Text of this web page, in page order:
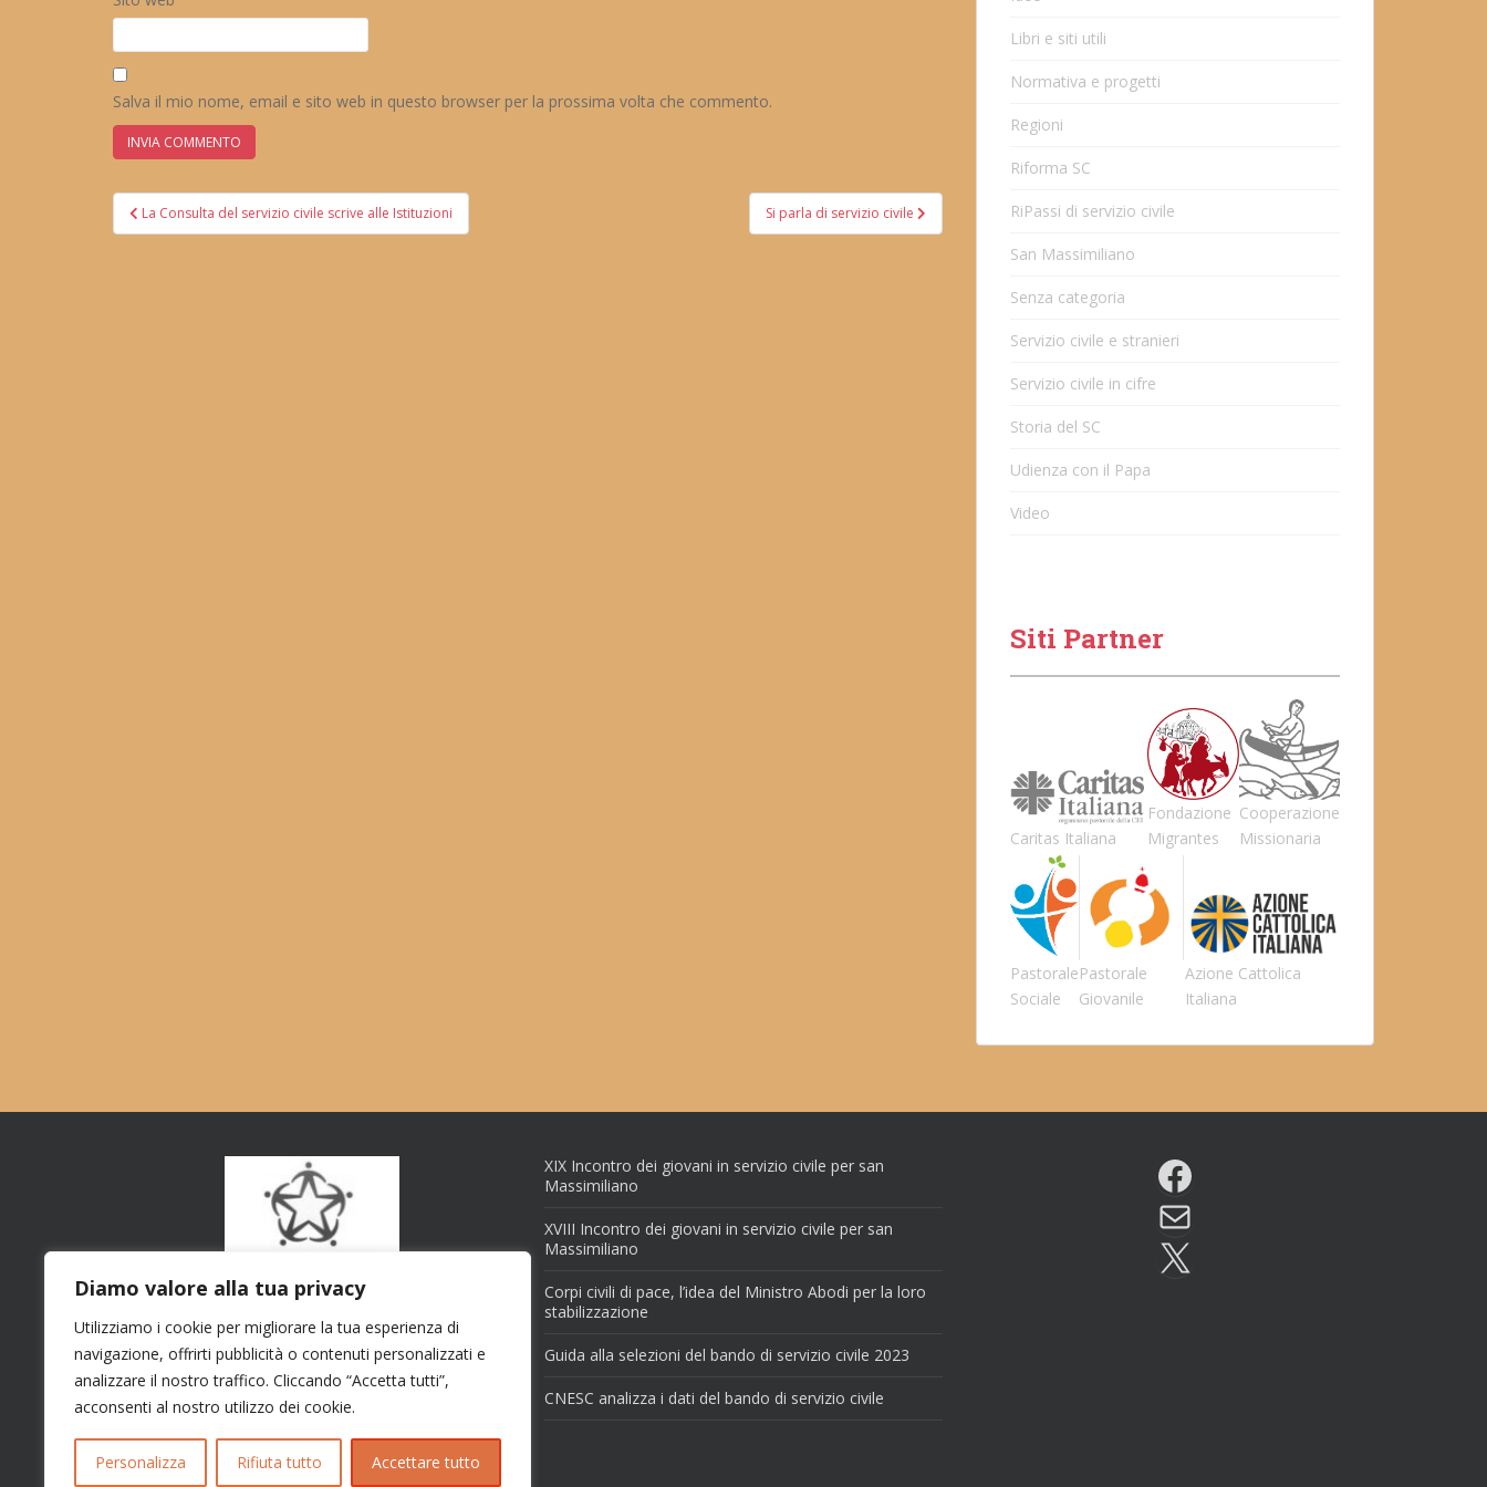
Diamo valore alla tua privacy
Utilizziamo i cookie per migliorare la tua esperienza di
navigazione, offrirti pubblicità o contenuti personalizzati e
analizzare il nostro traffico. Cliccando “Accetta tutti”,
acconsenti al nostro utilizzo dei cookie.
Personalizza Rifiuta tutto Accettare tutto
Salva il mio nome, email e sito web in questo browser per la prossima volta che commento.
Navigazione
articoli
La Consulta del servizio civile scrive alle Istituzioni Si parla di servizio civile
Libri e siti utili
Normativa e progetti
Regioni
Riforma SC
RiPassi di servizio civile
San Massimiliano
Senza categoria
Servizio civile e stranieri
Servizio civile in cifre
Storia del SC
Udienza con il Papa
Video
Siti Partner
Caritas Italiana
Fondazione
Migrantes
Cooperazione
Missionaria
Pastorale
Sociale
Pastorale
Giovanile
Azione Cattolica
Italiana
XIX Incontro dei giovani in servizio civile per san
Massimiliano
XVIII Incontro dei giovani in servizio civile per san
Massimiliano
Corpi civili di pace, l’idea del Ministro Abodi per la loro
stabilizzazione
Guida alla selezioni del bando di servizio civile 2023
CNESC analizza i dati del bando di servizio civile
Facebook
Email
X